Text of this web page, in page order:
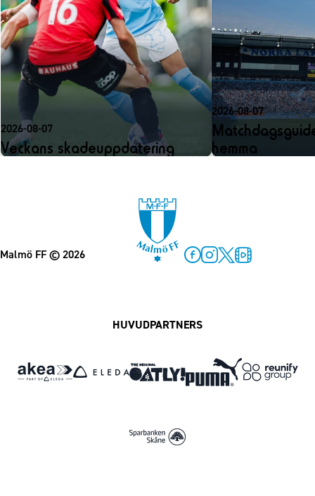
2026-08-07
Veckans skadeuppdatering
2026-08-07
hemma
Malmö FF© 2026
HUVUDPARTNERS